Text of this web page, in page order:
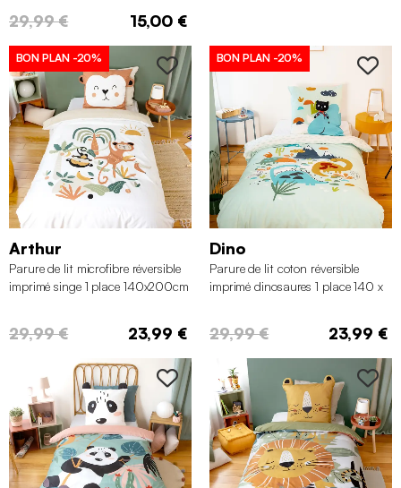
29,99 € 15,00 €
BON PLAN -20%
Arthur
Parure de lit microfibre réversible
imprimé singe 1 place 140x200cm
29,99 € 23,99 €
BON PLAN -20%
Dino
Parure de lit coton réversible
imprimé dinosaures 1 place 140 x
29,99 € 23,99 €